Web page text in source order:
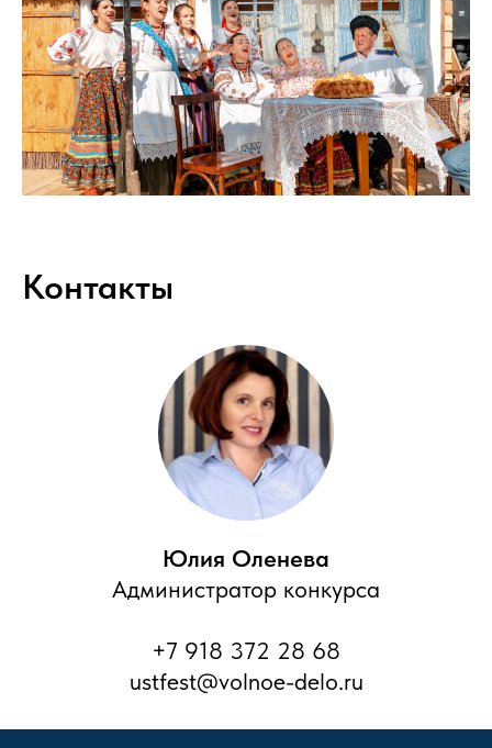
Контакты
Юлия Оленева
Администратор конкурса
+7 918 372 28 68
ustfest@volnoe-delo.ru